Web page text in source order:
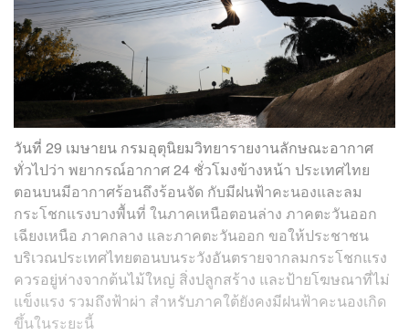
วันที่ 29 เมษายน กรมอุตุนิยมวิทยารายงานลักษณะอากาศ
ทั่วไปว่า พยากรณ์อากาศ 24 ชั่วโมงข้างหน้า ประเทศไทย
ตอนบนมีอากาศร้อนถึงร้อนจัด กับมีฝนฟ้าคะนองและลม
กระโชกแรงบางพื้นที่ ในภาคเหนือตอนล่าง ภาคตะวันออก
เฉียงเหนือ ภาคกลาง และภาคตะวันออก ขอให้ประชาชน
บริเวณประเทศไทยตอนบนระวังอันตรายจากลมกระโชกแรง
ควรอยู่ห่างจากต้นไม้ใหญ่ สิ่งปลูกสร้าง และป้ายโฆษณาที่ไม่
แข็งแรง รวมถึงฟ้าผ่า สำหรับภาคใต้ยังคงมีฝนฟ้าคะนองเกิด
ขึ้นในระยะนี้